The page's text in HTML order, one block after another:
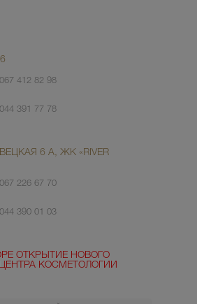
412 82 98
391 77 78
6 А, ЖК «RIVER
226 67 70
390 01 03
ОТКРЫТИЕ НОВОГО
КОСМЕТОЛОГИИ